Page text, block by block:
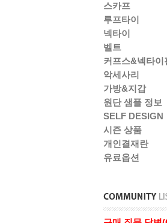
스카프
루프타이
넥타이
벨트
커프스&넥타이
악세사리
가방&지갑
원단 샘플 정보
SELF DESIGN
시즌 상품
개인결재란
유료옵션